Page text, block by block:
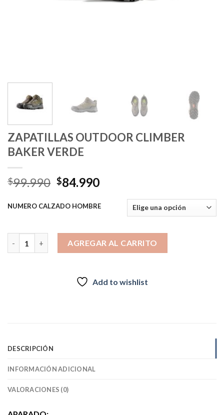
ZAPATILLAS OUTDOOR CLIMBER
BAKER VERDE
$99.990 El
original
$99.990.
$84.990El
actual
$84.990.
NUMERO CALZADO HOMBRE
AGREGAR AL CARRITO
Add to wishlist
DESCRIPCIÓN
INFORMACIÓN ADICIONAL
VALORACIONES (0)